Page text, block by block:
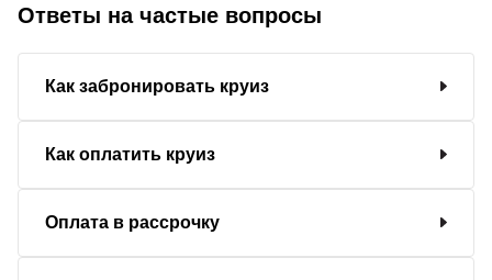
Ответы на частые вопросы
Как забронировать круиз
Как оплатить круиз
Оплата в рассрочку